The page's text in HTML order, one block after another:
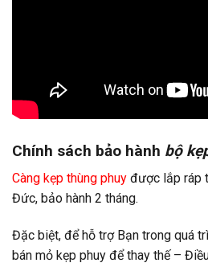
Chính sách bảo hành bộ
Càng kẹp thùng phuy được lắp ráp
Đức, bảo hành 2 tháng.
Đặc biệt, để hỗ trợ Bạn trong quá
bán mỏ kẹp phuy để thay thế –